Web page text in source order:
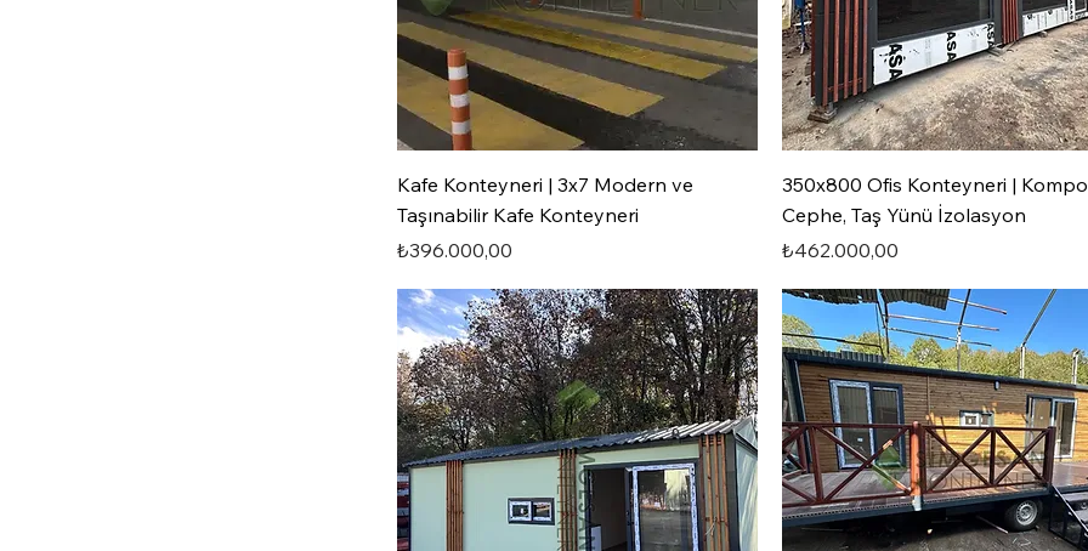
Kafe Konteyneri | 3x7 Modern ve
Taşınabilir Kafe Konteyneri
Fiyat
₺396.000,00
350x800 Ofis Konteyneri |
Cephe, Taş Yünü İzolasyon
Fiyat
₺462.000,00